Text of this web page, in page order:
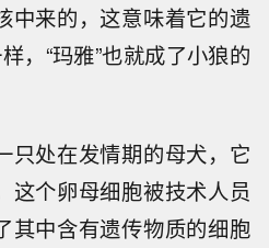
中来的，这意味着它的遗
，“玛雅”也就成了小狼的
只处在发情期的母犬，它
这个卵母细胞被技术人员
其中含有遗传物质的细胞